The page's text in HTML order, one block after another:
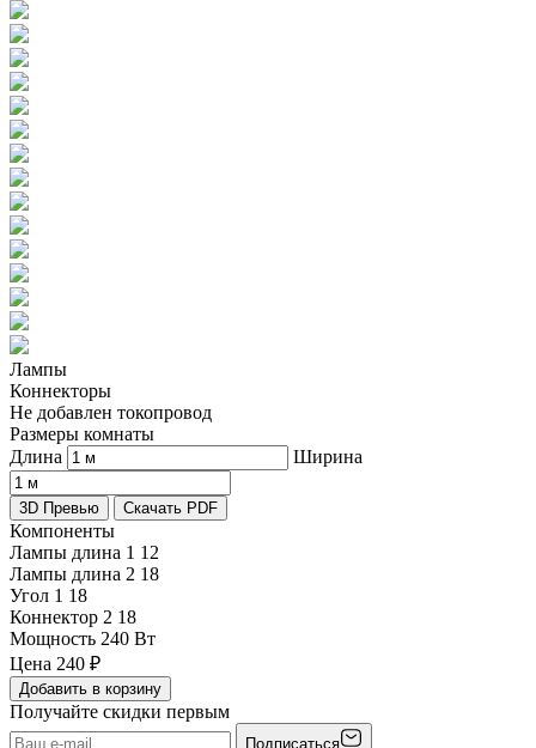
Лампы
Коннекторы
Не добавлен токопровод
Размеры комнаты
Длина
Ширина
3D Превью Скачать PDF
Компоненты
Лампы длина 1 12
Лампы длина 2 18
Угол 1 18
Коннектор 2 18
Мощность 240 Вт
Цена 240 ₽
Добавить в корзину
Получайте скидки первым
Подписаться